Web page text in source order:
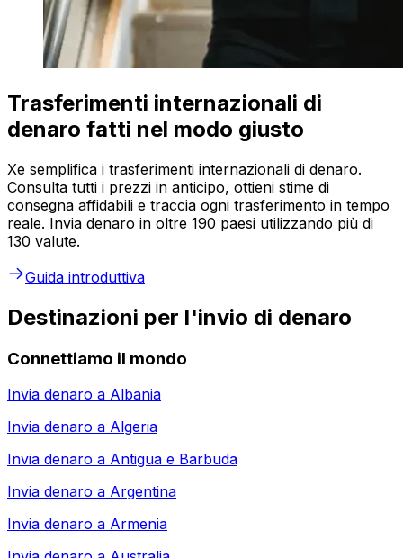
Trasferimenti internazionali di
denaro fatti nel modo giusto
Xe semplifica i trasferimenti internazionali di denaro.
Consulta tutti i prezzi in anticipo, ottieni stime di
consegna affidabili e traccia ogni trasferimento in tempo
reale. Invia denaro in oltre 190 paesi utilizzando più di
130 valute.
Guida introduttiva
Destinazioni per l'invio di denaro
Connettiamo il mondo
Invia denaro a Albania
Invia denaro a Algeria
Invia denaro a Antigua e Barbuda
Invia denaro a Argentina
Invia denaro a Armenia